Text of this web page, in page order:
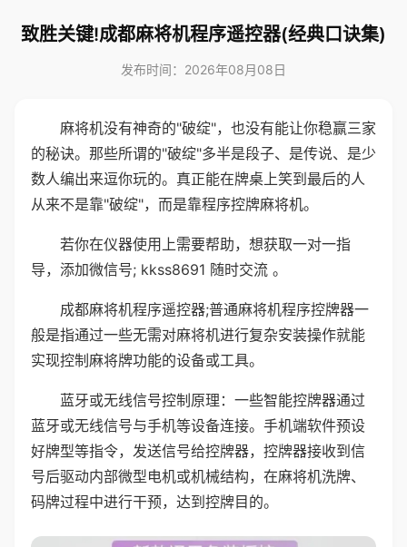
致胜关键!成都麻将机程序遥控器(经典口诀集)
发布时间：2026年08月08日
麻将机没有神奇的"破绽"，也没有能让你稳赢三家
的秘诀。那些所谓的"破绽"多半是段子、是传说、是少
数人编出来逗你玩的。真正能在牌桌上笑到最后的人
从来不是靠"破绽"，而是靠程序控牌麻将机。
若你在仪器使用上需要帮助，想获取一对一指
导，添加微信号; kkss8691 随时交流 。
成都麻将机程序遥控器;普通麻将机程序控牌器一
般是指通过一些无需对麻将机进行复杂安装操作就能
实现控制麻将牌功能的设备或工具。
蓝牙或无线信号控制原理：一些智能控牌器通过
蓝牙或无线信号与手机等设备连接。手机端软件预设
好牌型等指令，发送信号给控牌器，控牌器接收到信
号后驱动内部微型电机或机械结构，在麻将机洗牌、
码牌过程中进行干预，达到控牌目的。